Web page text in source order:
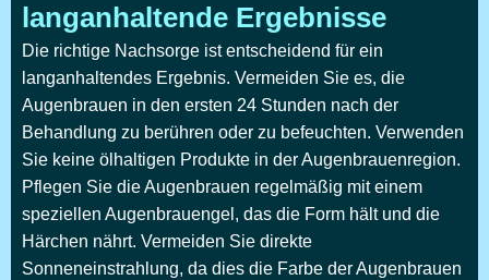
langanhaltende Ergebnisse
Die richtige Nachsorge ist entscheidend für ein
langanhaltendes Ergebnis. Vermeiden Sie es, die
Augenbrauen in den ersten 24 Stunden nach der
Behandlung zu berühren oder zu befeuchten. Verwenden
Sie keine ölhaltigen Produkte in der Augenbrauenregion.
Pflegen Sie die Augenbrauen regelmäßig mit einem
speziellen Augenbrauengel, das die Form hält und die
Härchen nährt. Vermeiden Sie direkte
Sonneneinstrahlung, da dies die Farbe der Augenbrauen